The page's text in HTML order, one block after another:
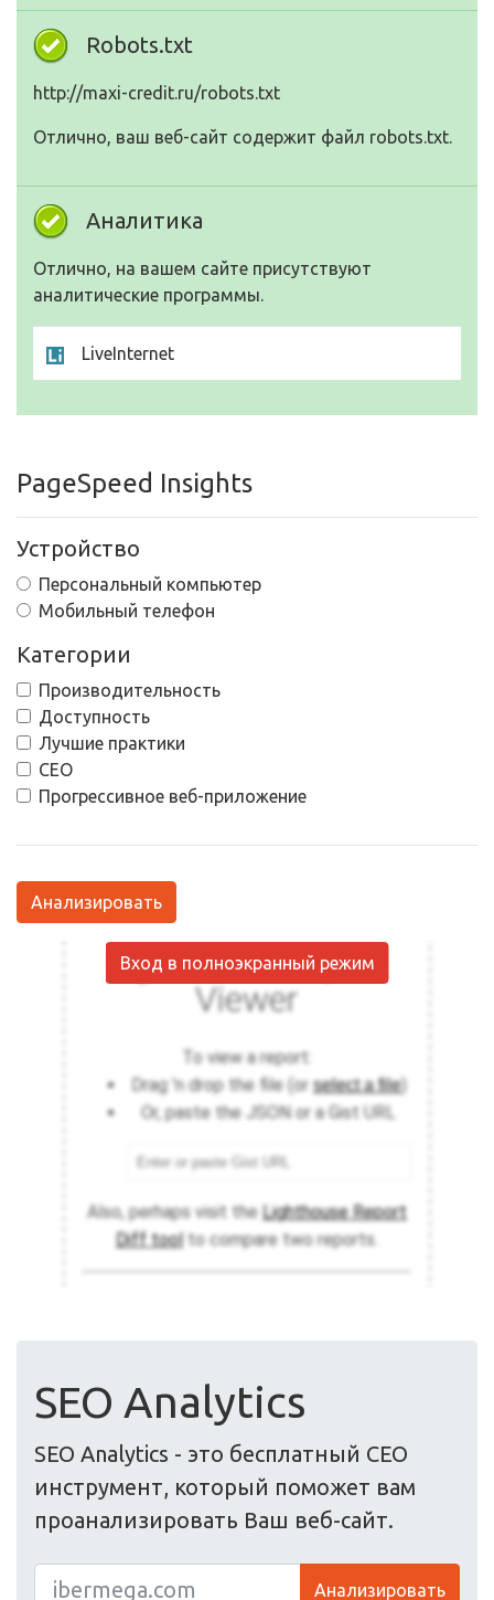
Robots.txt
http://maxi-credit.ru/robots.txt
Отлично, ваш веб-сайт содержит файл robots.txt.
Аналитика
Отлично, на вашем сайте присутствуют
аналитические программы.
LiveInternet
PageSpeed Insights
Устройство
Персональный компьютер
Мобильный телефон
Категории
Производительность
Доступность
Лучшие практики
СЕО
Прогрессивное веб-приложение
Анализировать
Вход в полноэкранный режим
SEO Analytics
SEO Analytics - это бесплатный СЕО
инструмент, который поможет вам
проанализировать Ваш веб-сайт.
Анализировать